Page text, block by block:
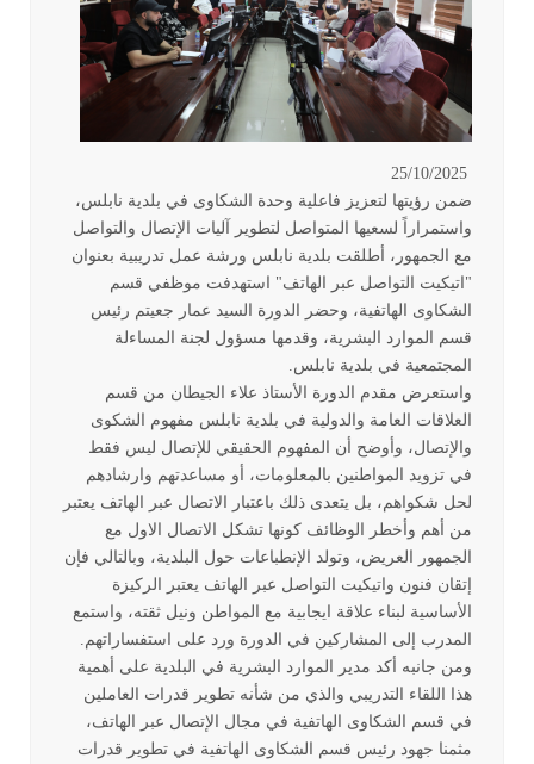
25/10/2025
ضمن رؤيتها لتعزيز فاعلية وحدة الشكاوى في بلدية نابلس،
واستمراراً لسعيها المتواصل لتطوير آليات الإتصال والتواصل
مع الجمهور، أطلقت بلدية نابلس ورشة عمل تدريبية بعنوان
"اتيكيت التواصل عبر الهاتف" استهدفت موظفي قسم
الشكاوى الهاتفية، وحضر الدورة السيد عمار جعيتم رئيس
قسم الموارد البشرية، وقدمها مسؤول لجنة المساءلة
المجتمعية في بلدية نابلس
واستعرض مقدم الدورة الأستاذ علاء الجيطان من قسم
العلاقات العامة والدولية في بلدية نابلس مفهوم الشكوى
والإتصال، وأوضح أن المفهوم الحقيقي للإتصال ليس فقط
في تزويد المواطنين بالمعلومات، أو مساعدتهم وارشادهم
لحل شكواهم، بل يتعدى ذلك باعتبار الاتصال عبر الهاتف يعتبر
من أهم وأخطر الوظائف كونها تشكل الاتصال الاول مع
الجمهور العريض، وتولد الإنطباعات حول البلدية، وبالتالي فإن
إتقان فنون واتيكيت التواصل عبر الهاتف يعتبر الركيزة
الأساسية لبناء علاقة ايجابية مع المواطن ونيل ثقته، واستمع
المدرب إلى المشاركين في الدورة ورد على استفساراتهم
ومن جانبه أكد مدير الموارد البشرية في البلدية على أهمية
هذا اللقاء التدريبي والذي من شأنه تطوير قدرات العاملين
في قسم الشكاوى الهاتفية في مجال الإتصال عبر الهاتف،
مثمنا جهود رئيس قسم الشكاوى الهاتفية في تطوير قدرات